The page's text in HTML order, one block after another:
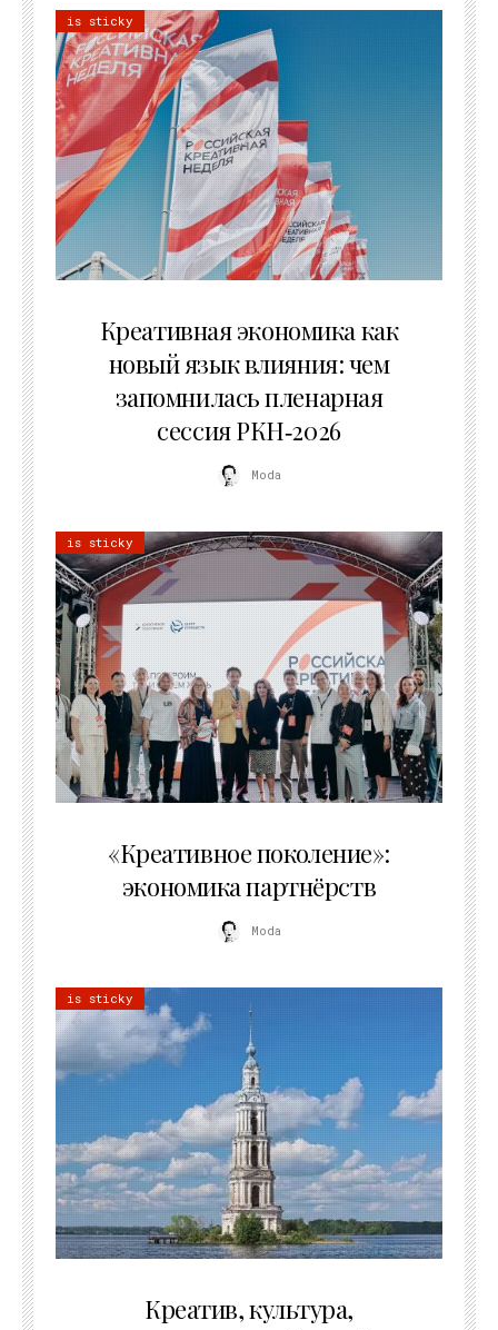
is sticky
Креативная экономика как
новый язык влияния: чем
запомнилась пленарная
сессия РКН‑2026
Moda
is sticky
«Креативное поколение»:
экономика партнёрств
Moda
is sticky
Креатив, культура,